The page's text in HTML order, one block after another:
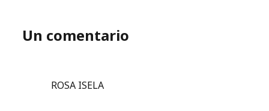
Un comentario
ROSA ISELA